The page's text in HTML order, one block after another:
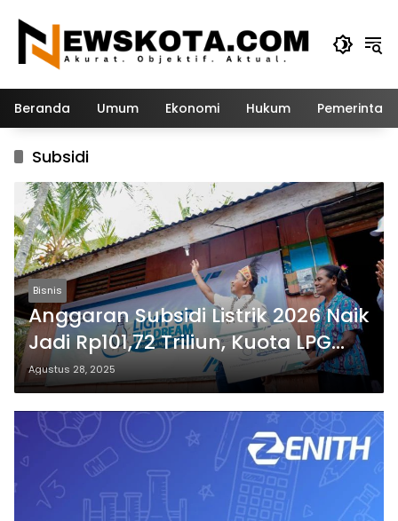
konten
Beranda Umum Ekonomi Hukum
Subsidi
Bisnis
Anggaran Subsidi Listrik 2026 Naik
Jadi Rp101,72 Triliun, Kuota LPG
Turun
Agustus 28, 2025